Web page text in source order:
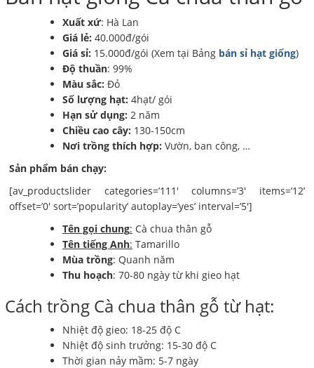
Xuất xứ: Hà Lan
Giá lẻ: 40.000đ/gói
Giá sỉ: 15.000đ/gói (Xem tại Bảng bán sỉ hạt giống)
Độ thuần: 99%
Màu sắc: Đỏ
Số lượng hạt: 4hạt/ gói
Hạn sử dụng: 2 năm
Chiều cao cây: 130-150cm
Nơi trồng thích hợp: Vườn, ban công, …
Sản phẩm bán chạy:
[av_productslider categories=’111′ columns=’3′ items=’12’
offset=’0′ sort=’popularity’ autoplay=’yes’ interval=’5′]
Tên gọi chung: Cà chua thân gỗ
Tên tiếng Anh: Tamarillo
Mùa trồng: Quanh năm
Thu hoạch: 70-80 ngày từ khi gieo hạt
Cách trồng Cà chua thân gỗ từ hạt:
Nhiệt độ gieo: 18-25 độ C
Nhiệt độ sinh trưởng: 15-30 độ C
Thời gian nảy mầm: 5-7 ngày